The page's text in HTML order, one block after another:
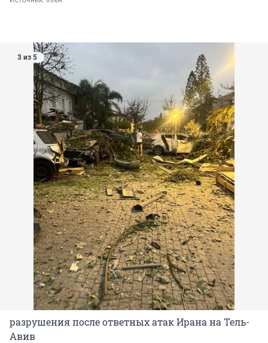
3 из 5
разрушения после ответных атак Ирана на Тель-
Авив